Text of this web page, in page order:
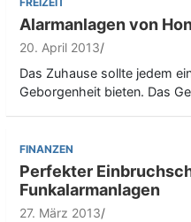
Alarmanlagen von
20. April 2013
Das Zuhause sollte jedem
Geborgenheit bieten. Das
FINANZEN
Perfekter
Funkalarmanlagen
27. März 2013